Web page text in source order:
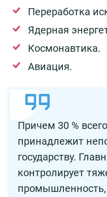
Переработка
Ядерная
Космонавтика.
Авиация.
Причем 30 %
принадлежит
государству.
контролирует
промышленность,